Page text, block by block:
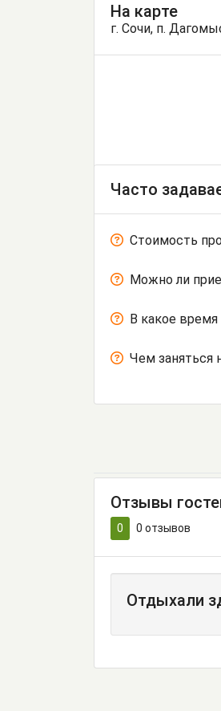
На карте
г. Сочи, п.
Часто
Стоимость
Можно ли
В какое время
Чем заняться
Отзывы
0 0 отзывов
Отдыхали